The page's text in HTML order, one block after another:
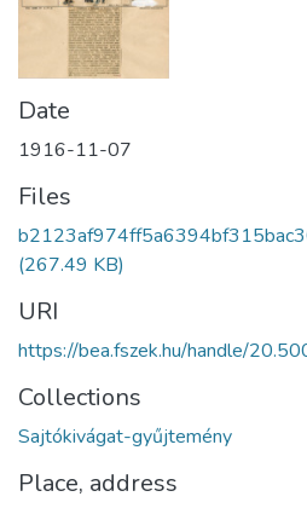
Date
1916-11-07
Files
(267.49 KB)
URI
https://bea.fszek.hu/handle/
Collections
Sajtókivágat-gyűjtemény
Place, address